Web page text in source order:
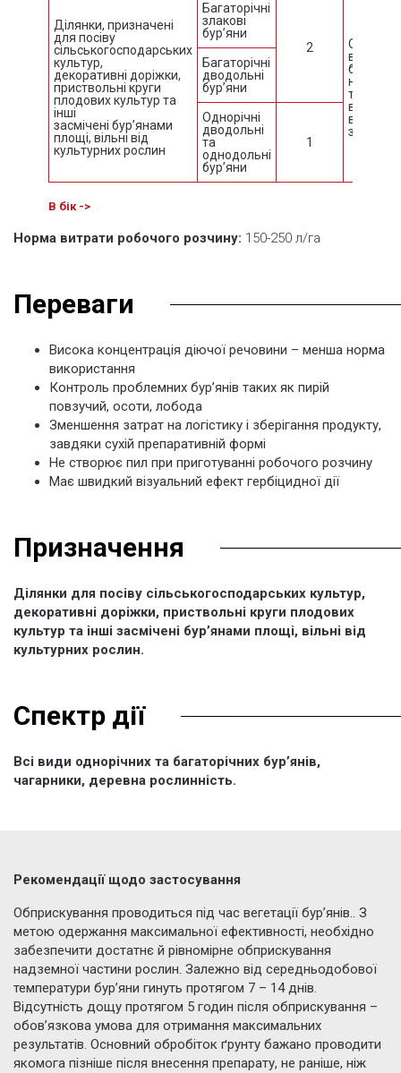
Ділянки, призначені
для посіву
сільськогосподарських
культур,
декоративні доріжки,
приствольні круги
плодових культур та
інші
засмічені бур’янами
площі, вільні від
культурних рослин
Багаторічні
злакові
бур’яни
2
бур’янів
навесні
тижні до
восени
Багаторічні
дводольні
бур’яни
Однорічні
дводольні
та
однодольні
бур’яни
1
Норма витрати робочого розчину: 150-250 л/га
Переваги
Висока концентрація діючої речовини – менша норма
використання
Контроль проблемних бур’янів таких як пирій
повзучий, осоти, лобода
Зменшення затрат на логістику і зберігання продукту,
завдяки сухій препаративній формі
Не створює пил при приготуванні робочого розчину
Має швидкий візуальний ефект гербіцидної дії
Призначення
Ділянки для посіву сільськогосподарських культур,
декоративні доріжки, приствольні круги плодових
культур та інші засмічені бур’янами площі, вільні від
культурних рослин.
Спектр дії
Всі види однорічних та багаторічних бур’янів,
чагарники, деревна рослинність.
Рекомендації щодо застосування
Обприскування проводиться під час вегетації бур’янів.. З
метою одержання максимальної ефективності, необхідно
забезпечити достатнє й рівномірне обприскування
надземної частини рослин. Залежно від середньодобової
температури бур’яни гинуть протягом 7 – 14 днів.
Відсутність дощу протягом 5 годин після обприскування –
обов’язкова умова для отримання максимальних
результатів. Основний обробіток ґрунту бажано проводити
якомога пізніше після внесення препарату, не раніше, ніж